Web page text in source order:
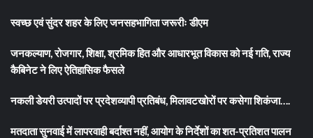
स्वच्छ एवं सुंदर शहर के लिए जनसहभागिता जरूरीः डीएम
जनकल्याण, रोजगार, शिक्षा, श्रमिक हित और आधारभूत विकास को नई गति, राज्य
कैबिनेट ने लिए ऐतिहासिक फैसले
नकली डेयरी उत्पादों पर प्रदेशव्यापी प्रतिबंध, मिलावटखोरों पर कसेगा शिकंजा….
मतदाता सुनवाई में लापरवाही बर्दाश्त नहीं, आयोग के निर्देशों का शत-प्रतिशत पालन